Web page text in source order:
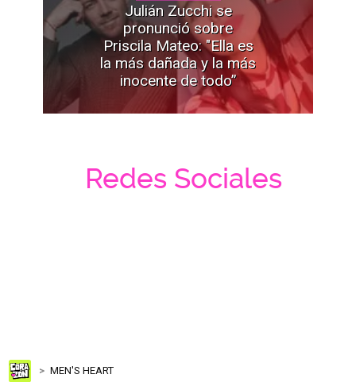
Julián Zucchi se
pronunció sobre
Priscila Mateo: "Ella es
la más dañada y la más
inocente de todo”
Redes Sociales
MEN'S HEART